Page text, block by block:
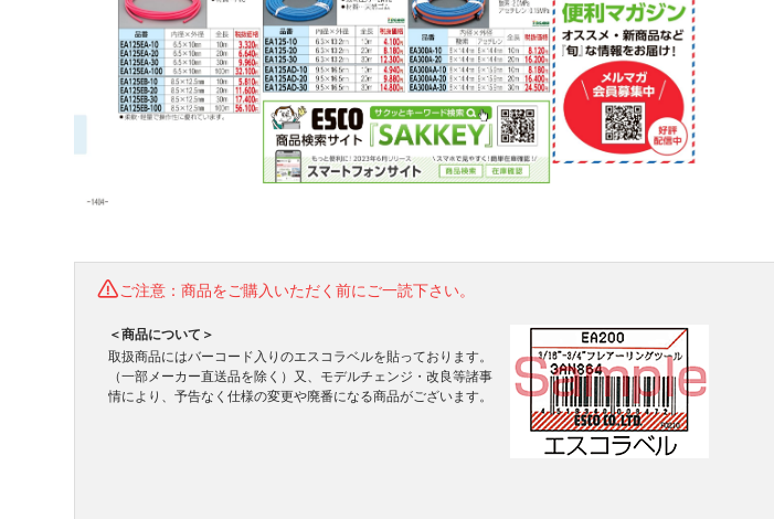
ご注意：商品をご購入いただく前にご一読下さい。
＜商品について＞
取扱商品にはバーコード入りのエスコラベルを貼っております。
（一部メーカー直送品を除く）又、モデルチェンジ・改良等諸事
情により、予告なく仕様の変更や廃番になる商品がございます。